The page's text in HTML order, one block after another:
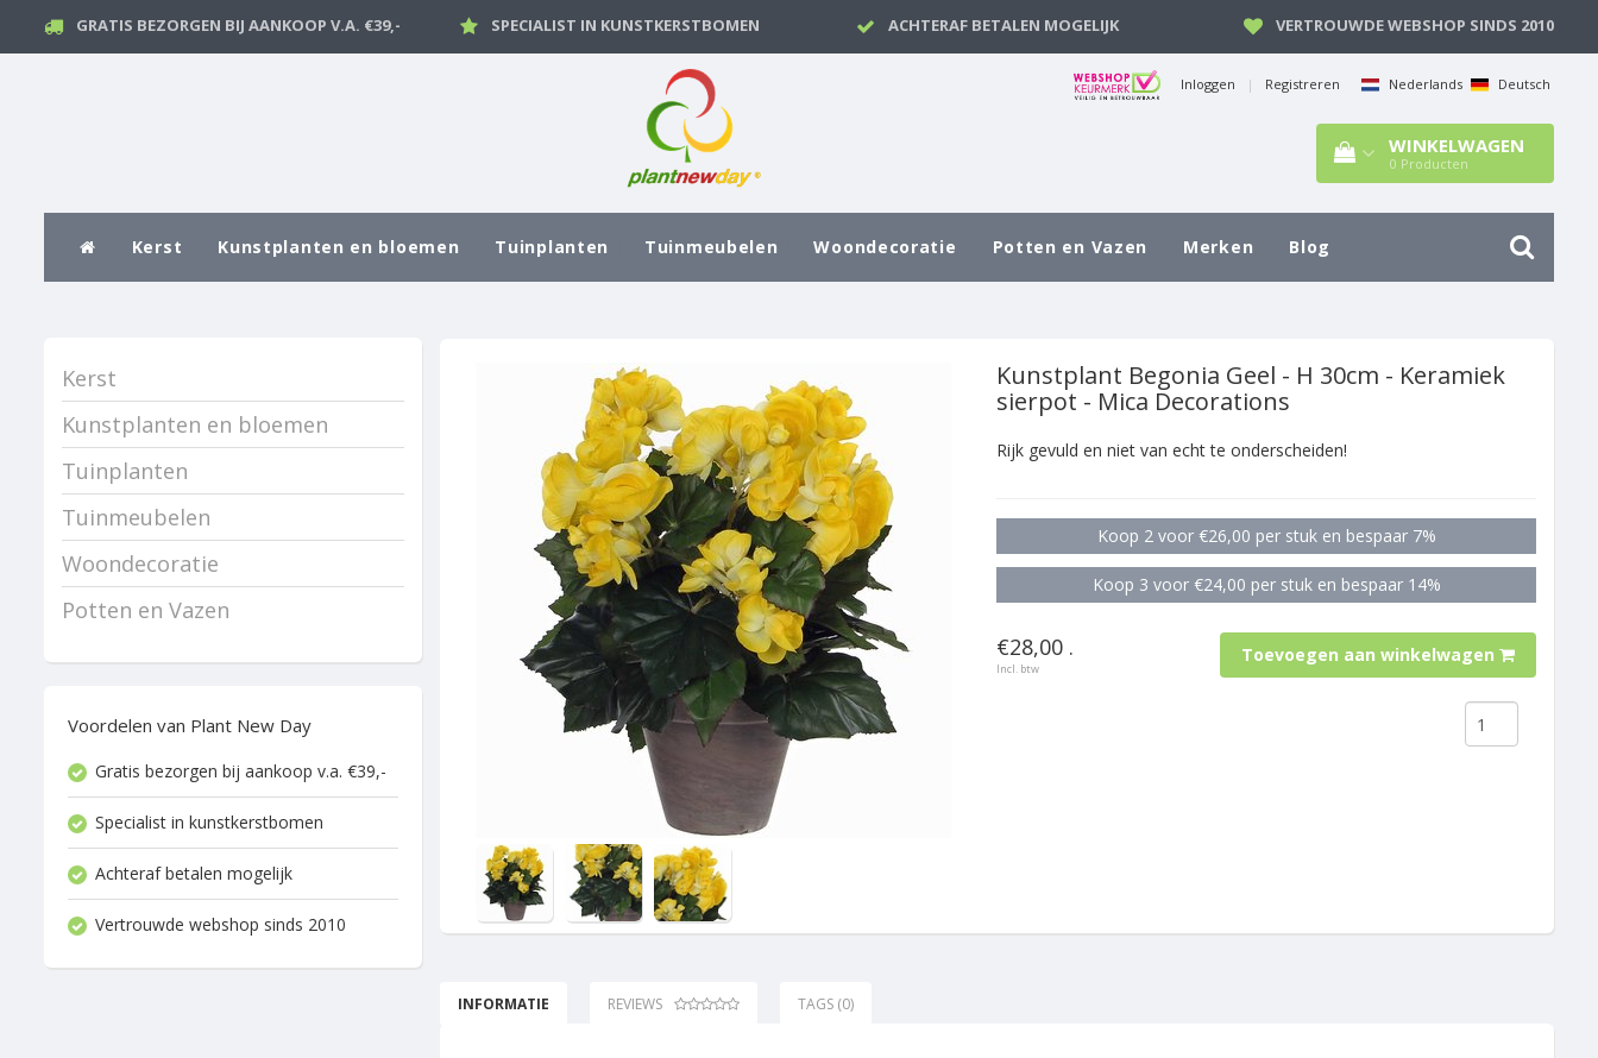
GRATIS BEZORGEN BIJ AANKOOP V.A. €39,- SPECIALIST IN KUNSTKERSTBOMEN ACHTERAF BETALEN MOGELIJK VERTROUWDE WEBSHOP SINDS 2010
Inloggen | Registreren Nederlands Deutsch
WINKELWAGEN
0 Producten
Kerst Kunstplanten en bloemen Tuinplanten Tuinmeubelen Woondecoratie Potten en Vazen Merken Blog
Kerst
Kunstplanten en bloemen
Tuinplanten
Tuinmeubelen
Woondecoratie
Potten en Vazen
Voordelen van Plant New Day
Gratis bezorgen bij aankoop v.a. €39,-
Specialist in kunstkerstbomen
Achteraf betalen mogelijk
Vertrouwde webshop sinds 2010
Kunstplant Begonia Geel - H 30cm - Keramiek
sierpot - Mica Decorations
Rijk gevuld en niet van echt te onderscheiden!
Koop 2 voor €26,00 per stuk en bespaar 7%
Koop 3 voor €24,00 per stuk en bespaar 14%
€28,00 .
Incl. btw
Toevoegen aan winkelwagen
INFORMATIE REVIEWS TAGS (0)